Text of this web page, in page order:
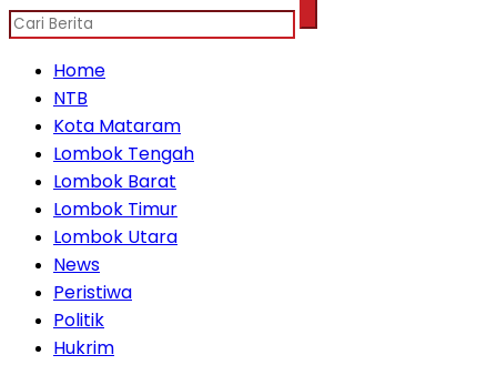
Home
NTB
Kota Mataram
Lombok Tengah
Lombok Barat
Lombok Timur
Lombok Utara
News
Peristiwa
Politik
Hukrim